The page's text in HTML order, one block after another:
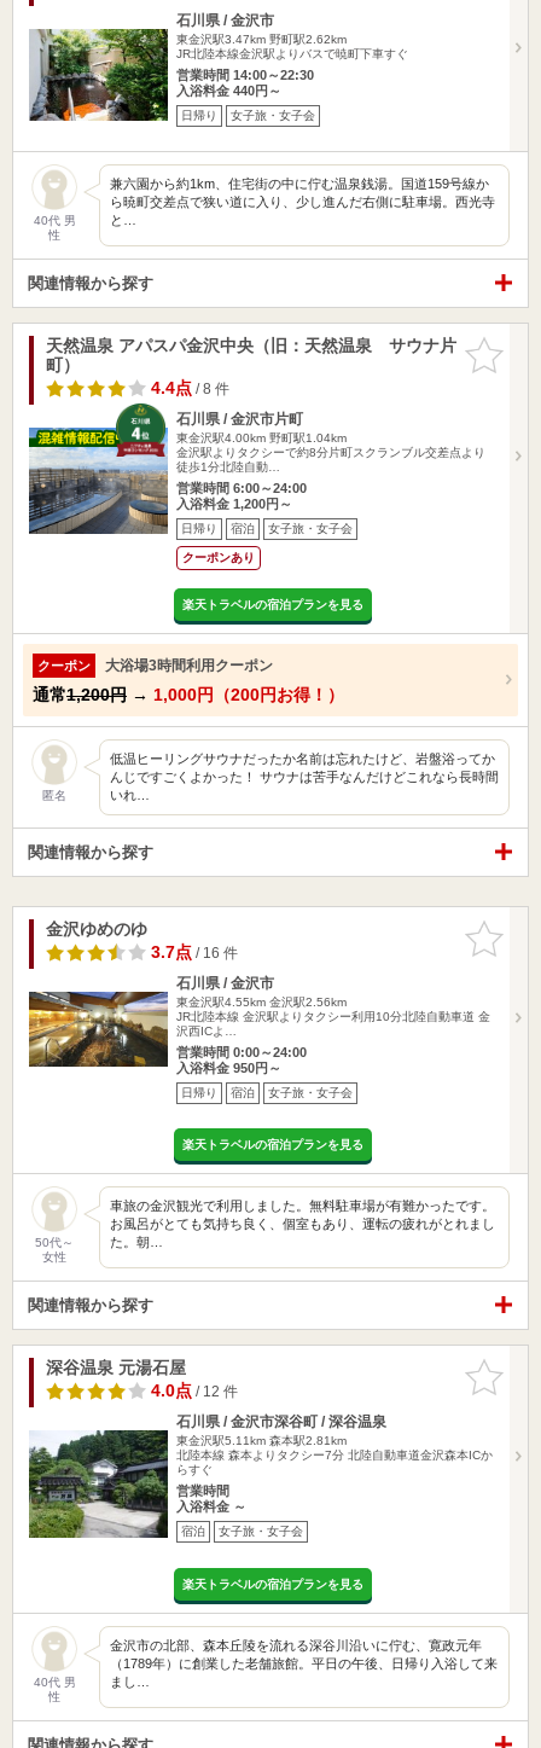
石川県 / 金沢市
東金沢駅3.47km 野町駅2.62km
JR北陸本線金沢駅よりバスで暁町下車すぐ
営業時間 14:00～22:30
入浴料金 440円～
日帰り 女子旅・女子会
40代 男
性
兼六園から約1km、住宅街の中に佇む温泉銭湯。国道159号線か
ら暁町交差点で狭い道に入り、少し進んだ右側に駐車場。西光寺
と…
関連情報から探す
お気に入
りに追加
天然温泉 アパスパ金沢中央（旧：天然温泉 サウナ片
町）
4.4点/ 8 件
石川県 / 金沢市片町
東金沢駅4.00km 野町駅1.04km
金沢駅よりタクシーで約8分片町スクランブル交差点より
徒歩1分北陸自動…
営業時間 6:00～24:00
入浴料金 1,200円～
日帰り 宿泊 女子旅・女子会
クーポンあり
楽天トラベルの宿泊プランを見る
クーポン 大浴場3時間利用クーポン
通常1,200円 → 1,000円（200円お得！）
匿名
低温ヒーリングサウナだったか名前は忘れたけど、岩盤浴ってか
んじですごくよかった！ サウナは苦手なんだけどこれなら長時間
いれ…
関連情報から探す
お気に入
りに追加
金沢ゆめのゆ
3.7点/ 16 件
石川県 / 金沢市
東金沢駅4.55km 金沢駅2.56km
JR北陸本線 金沢駅よりタクシー利用10分北陸自動車道 金
沢西ICよ…
営業時間 0:00～24:00
入浴料金 950円～
日帰り 宿泊 女子旅・女子会
楽天トラベルの宿泊プランを見る
50代～
女性
車旅の金沢観光で利用しました。無料駐車場が有難かったです。
お風呂がとても気持ち良く、個室もあり、運転の疲れがとれまし
た。朝…
関連情報から探す
お気に入
りに追加
深谷温泉 元湯石屋
4.0点/ 12 件
石川県 / 金沢市深谷町 / 深谷温泉
東金沢駅5.11km 森本駅2.81km
北陸本線 森本よりタクシー7分 北陸自動車道金沢森本ICか
らすぐ
営業時間
入浴料金 ～
宿泊 女子旅・女子会
楽天トラベルの宿泊プランを見る
40代 男
性
金沢市の北部、森本丘陵を流れる深谷川沿いに佇む、寛政元年
（1789年）に創業した老舗旅館。平日の午後、日帰り入浴して来
まし…